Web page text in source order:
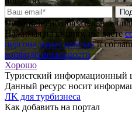
Не заполнено обязательное
Нажимая на кнопку, вы даёте
персональных данныхи
конфиденциальности
Хорошо
Туристский информационный
Данный ресурс носит
ЛK для турбизнеса
Как добавить на портал